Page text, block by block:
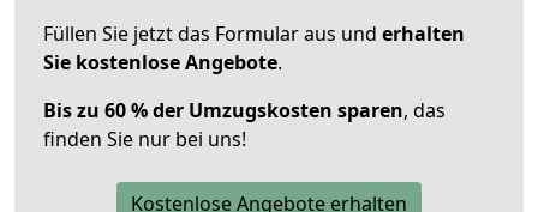
Füllen Sie jetzt das Formular aus und erhalten
Sie kostenlose Angebote.
Bis zu 60 % der Umzugskosten sparen, das
finden Sie nur bei uns!
Kostenlose Angebote erhalten